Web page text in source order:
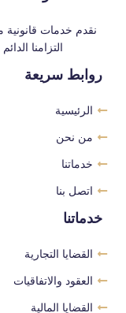
نقدم خدمات قانونية
التزامنا
روابط سريعة
الرئيسية
من نحن
خدماتنا
اتصل بنا
خدماتنا
القضايا التجارية
العقود والاتفاقيات
القضايا المالية